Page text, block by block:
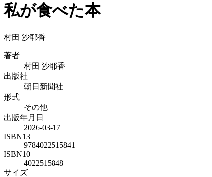
私が食べた本
村田 沙耶香
著者
村田 沙耶香
出版社
朝日新聞社
形式
その他
出版年月日
2026-03-17
ISBN13
9784022515841
ISBN10
4022515848
サイズ